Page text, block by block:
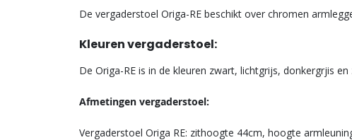
De vergaderstoel Origa-RE beschikt over chromen
Kleuren vergaderstoel:
De Origa-RE is in de kleuren zwart, lichtgrijs, donkergrjis en
Afmetingen vergaderstoel:
Vergaderstoel Origa RE: zithoogte 44cm, hoogte